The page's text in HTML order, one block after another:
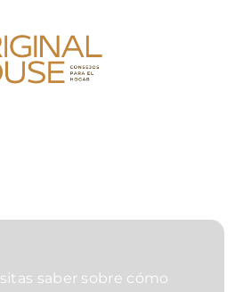
saber sobre cómo